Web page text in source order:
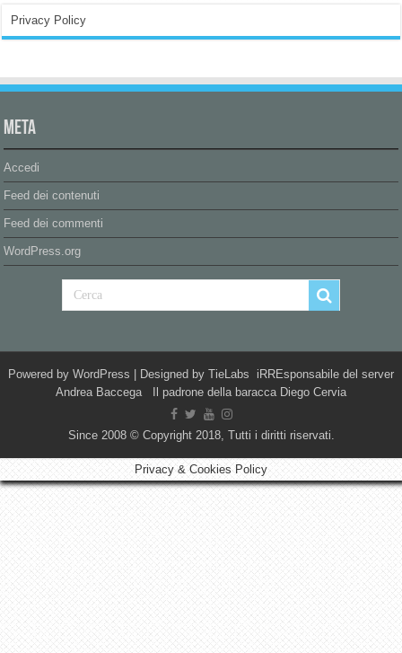
Privacy Policy
Meta
Accedi
Feed dei contenuti
Feed dei commenti
WordPress.org
Powered by WordPress | Designed by TieLabs iRREsponsabile del server
Andrea Baccega Il padrone della baracca Diego Cervia
Since 2008 © Copyright 2018, Tutti i diritti riservati.
Privacy & Cookies Policy